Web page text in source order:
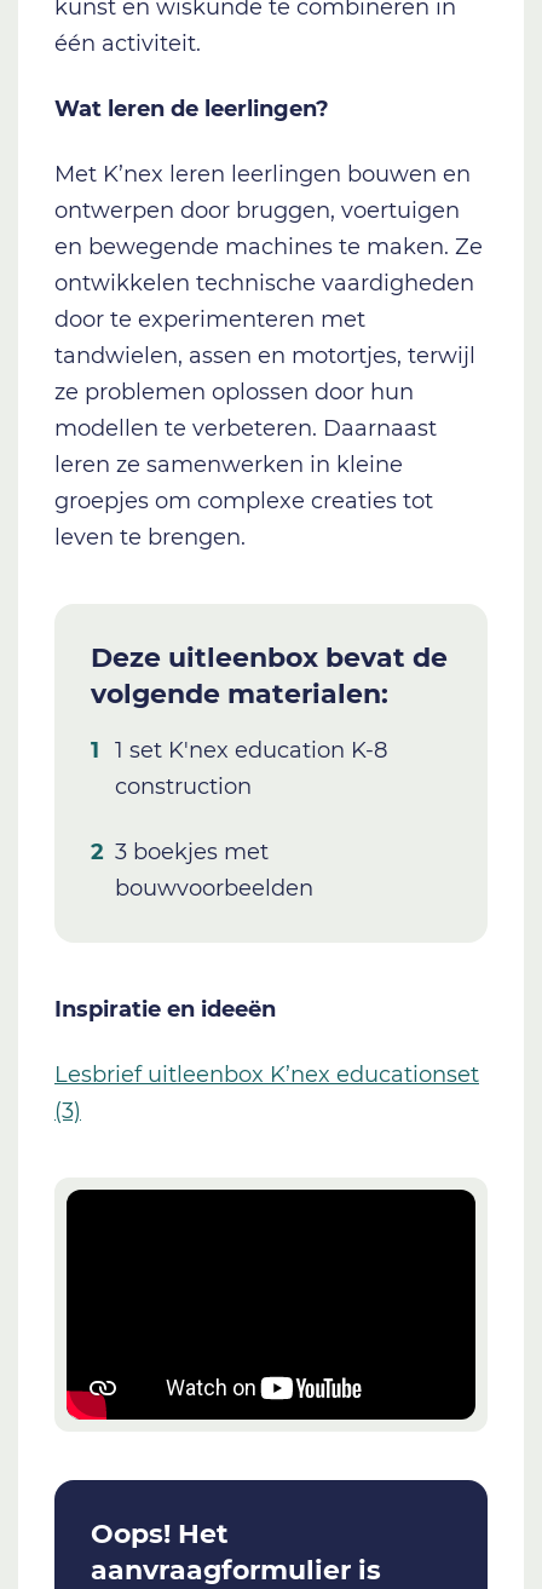
kunst en wiskunde te combineren in
één activiteit.
Wat leren de leerlingen?
Met K’nex leren leerlingen bouwen en
ontwerpen door bruggen, voertuigen
en bewegende machines te maken. Ze
ontwikkelen technische vaardigheden
door te experimenteren met
tandwielen, assen en motortjes, terwijl
ze problemen oplossen door hun
modellen te verbeteren. Daarnaast
leren ze samenwerken in kleine
groepjes om complexe creaties tot
leven te brengen.
Deze uitleenbox bevat de
volgende materialen:
1 set K'nex education K-8
construction
3 boekjes met
bouwvoorbeelden
Inspiratie en ideeën
Lesbrief uitleenbox K’nex educationset
(3)
Oops! Het
aanvraagformulier is